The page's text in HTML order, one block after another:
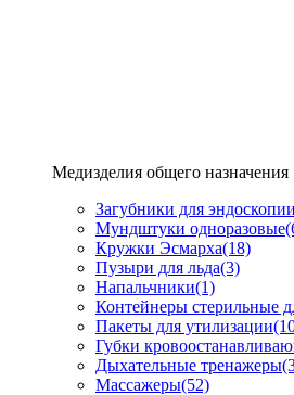
Медизделия общего назначения
Загубники для эндоскопии
Мундштуки одноразовые
Кружки Эсмарха(18)
Пузыри для льда(3)
Напальчники(1)
Контейнеры стерильные
Пакеты для утилизации
Губки
Дыхательные тренажеры
Массажеры(52)